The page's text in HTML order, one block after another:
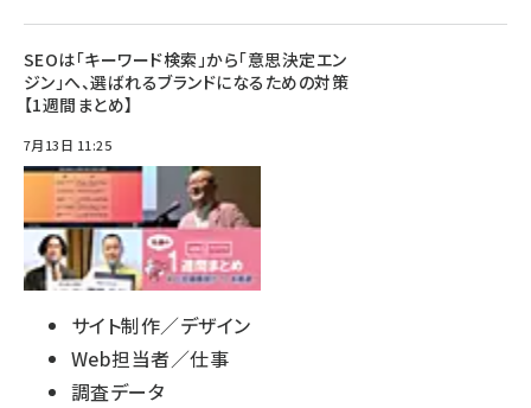
SEOは「キーワード検索」から「意思決定エン
ジン」へ、選ばれるブランドになるための対策
【1週間まとめ】
7月13日 11:25
サイト制作／デザイン
Web担当者／仕事
調査データ